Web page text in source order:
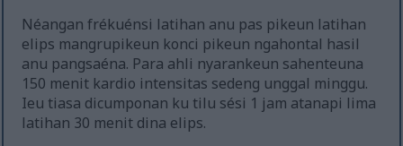
Néangan frékuénsi latihan anu pas pikeun latihan
elips mangrupikeun konci pikeun ngahontal hasil
anu pangsaéna. Para ahli nyarankeun sahenteuna
150 menit kardio intensitas sedeng unggal minggu.
Ieu tiasa dicumponan ku tilu sési 1 jam atanapi lima
latihan 30 menit dina elips.